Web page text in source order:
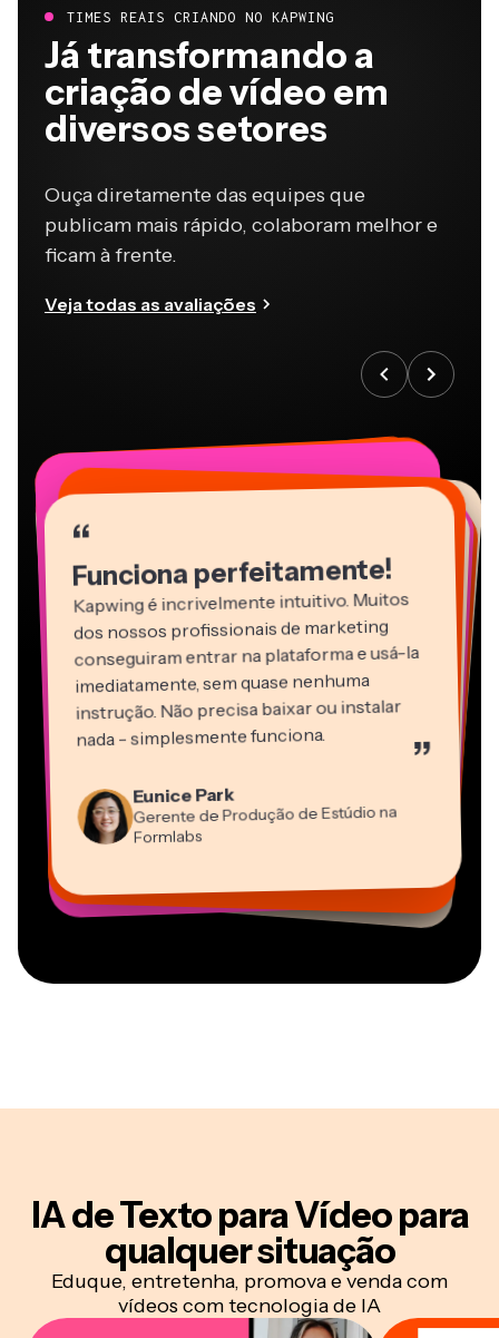
TIMES REAIS CRIANDO NO KAPWING
Já transformando a
criação de vídeo em
diversos setores
Ouça diretamente das equipes que
publicam mais rápido, colaboram melhor e
ficam à frente.
Veja todas as avaliações
“
Funciona perfeitamente!
Kapwing é incrivelmente intuitivo. Muitos
dos nossos profissionais de marketing
conseguiram entrar na plataforma e usá-la
imediatamente, sem quase nenhuma
instrução. Não precisa baixar ou instalar
nada - simplesmente funciona. ”
Eunice Park
Gerente de Produção de Estúdio na
Formlabs
“
Vannesia Darby
“
Grant Taleck
Panos Papagapiou
Sócio-Diretor na EPATHLON
“
Kerry-lee Farla
Gracie Peng
Diretor de Conteúdo
“
Martin James
Heidi Rae
Educação
“
Natasha Ball
Consultor
“
Mitch Rawlings
“
Dina Segovia
Freelancer Virtual
IA de Texto para Vídeo para
qualquer situação
Eduque, entretenha, promova e venda com
vídeos com tecnologia de IA